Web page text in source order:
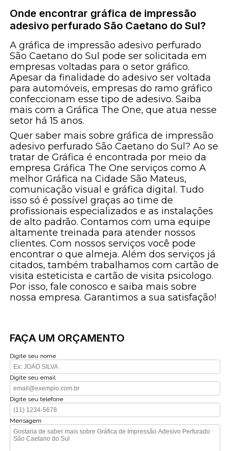
Onde encontrar gráfica de impressão
adesivo perfurado São Caetano do Sul?
A gráfica de impressão adesivo perfurado
São Caetano do Sul pode ser solicitada em
empresas voltadas para o setor gráfico.
Apesar da finalidade do adesivo ser voltada
para automóveis, empresas do ramo gráfico
confeccionam esse tipo de adesivo. Saiba
mais com a Gráfica The One, que atua nesse
setor há 15 anos.
Quer saber mais sobre gráfica de impressão
adesivo perfurado São Caetano do Sul? Ao se
tratar de Gráfica é encontrada por meio da
empresa Gráfica The One serviços como A
melhor Gráfica na Cidade São Mateus,
comunicação visual e gráfica digital. Tudo
isso só é possível graças ao time de
profissionais especializados e as instalações
de alto padrão. Contamos com uma equipe
altamente treinada para atender nossos
clientes. Com nossos serviços você pode
encontrar o que almeja. Além dos serviços já
citados, também trabalhamos com cartão de
visita esteticista e cartão de visita psicologo.
Por isso, fale conosco e saiba mais sobre
nossa empresa. Garantimos a sua satisfação!
FAÇA UM ORÇAMENTO
Digite seu nome
Digite seu email
Digite seu telefone
Mensagem